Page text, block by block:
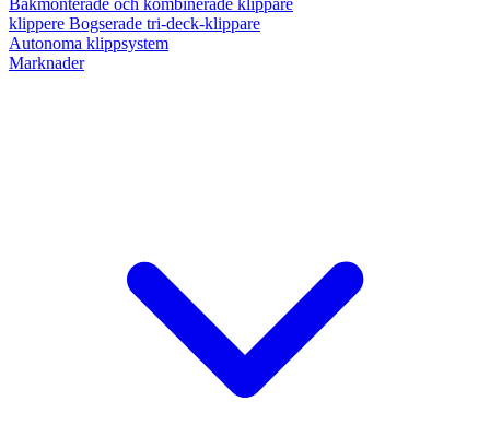
Bakmonterade och kombinerade klippare
klippere Bogserade tri-deck-klippare
Autonoma klippsystem
Marknader